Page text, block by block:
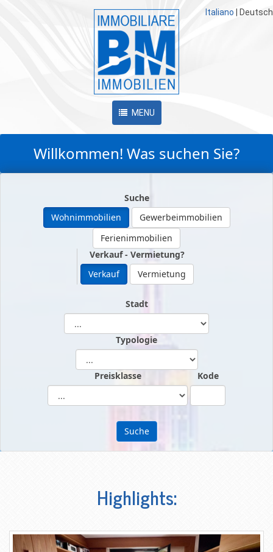
Italiano Deutsch
MENU
Willkommen! Was suchen Sie?
Suche
Wohnimmobilien
Gewerbeimmobilien
Ferienimmobilien
Verkauf - Vermietung?
Verkauf
Vermietung
Stadt
Typologie
Preisklasse Kode
Suche
Highlights: